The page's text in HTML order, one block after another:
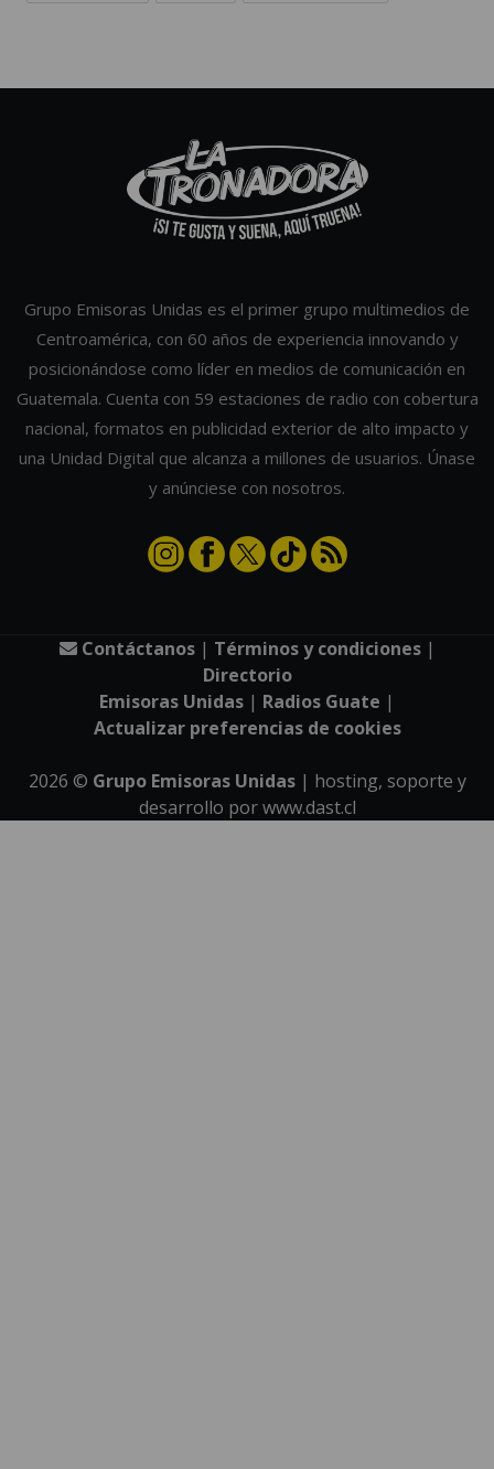
Grupo Emisoras Unidas es el primer grupo multimedios de
Centroamérica, con 60 años de experiencia innovando y
posicionándose como líder en medios de comunicación en
Guatemala. Cuenta con 59 estaciones de radio con cobertura
nacional, formatos en publicidad exterior de alto impacto y
una Unidad Digital que alcanza a millones de usuarios. Únase
y anúnciese con nosotros.
Contáctanos| Términos y condiciones|
Directorio
Emisoras Unidas | Radios Guate |
Actualizar preferencias de cookies
2026 © Grupo Emisoras Unidas| hosting, soporte y
desarrollo porwww.dast.cl